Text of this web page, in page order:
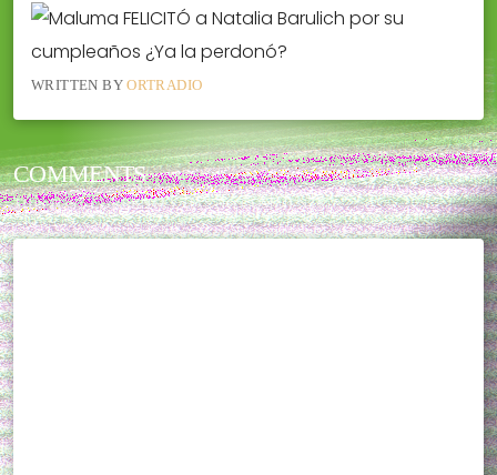
WRITTEN BYORTRADIO
COMMENTS
THIS POST CURRENTLY HAS NO COMMENTS.